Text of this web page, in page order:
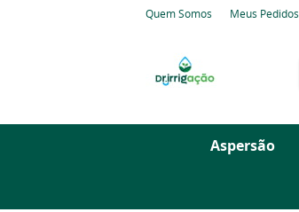
Quem Somos Meus Pedidos
Aspersão